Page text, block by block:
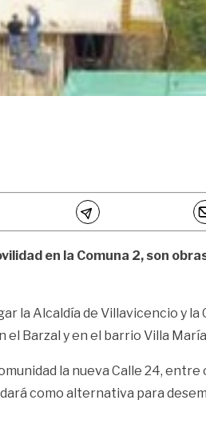
en la Comuna 2, son
la Alcaldía de Villavicencio y
Barzal y en el barrio Villa
la nueva Calle 24,
como alternativa para